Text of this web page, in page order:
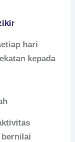
hari
kepada